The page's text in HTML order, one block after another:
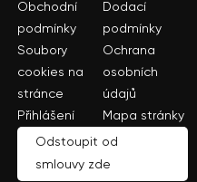
Obchodní
podmínky
Dodací
podmínky
Soubory
cookies na
stránce
Ochrana
osobních
údajů
Přihlášení
Mapa stránky
Odstoupit od
smlouvy zde